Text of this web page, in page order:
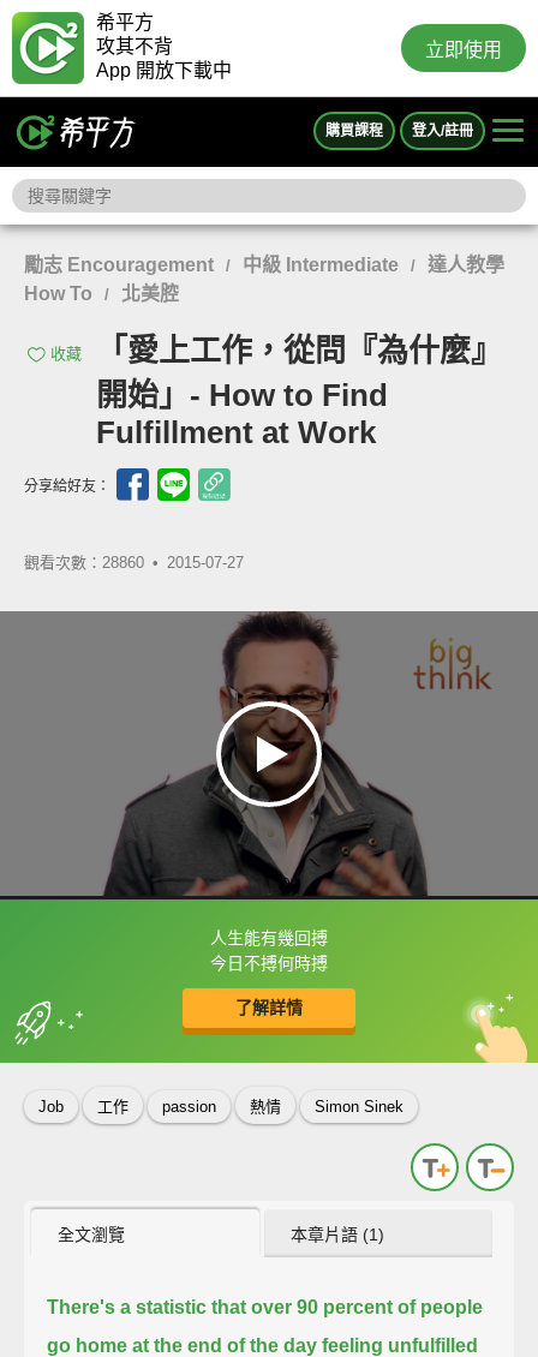
希平方
攻其不背
App 開放下載中
立即使用
購買課程 登入/註冊
勵志 Encouragement / 中級 Intermediate /
達人教學
How To
/ 北美腔
收藏
「愛上工作，從問『為什麼』
開始」- How to Find
Fulfillment at Work
分享給好友：
觀看次數：28860 • 2015-07-27
人生能有幾回搏
今日不搏何時搏
了解詳情
框選或點兩下字幕可以直接查字典喔！
收錄佳句 中
英
Job 工作 passion 熱情 Simon Sinek
全文瀏覽 本章片語 (1)
There's a statistic that over 90 percent of people
go home at the end of the day feeling unfulfilled